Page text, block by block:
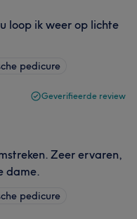
loop ik weer op lichte
pedicure
Geverifieerde review
Zeer ervaren,
dame.
pedicure